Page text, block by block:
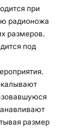
при
радионожа
размеров.
под
размер